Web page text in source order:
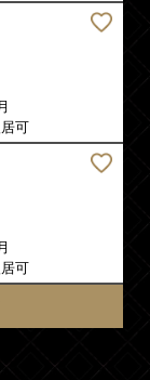
可
可